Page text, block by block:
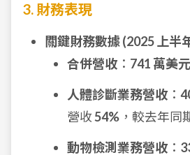
3. 財務表現
關鍵財務數據 (2025 上半
合併營收 ： 741 萬美元
人體診斷業務營收 ：
營收54% ，較去年同
動物檢測業務營收 ：